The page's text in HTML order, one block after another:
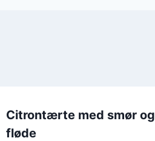
Citrontærte med smør og
fløde